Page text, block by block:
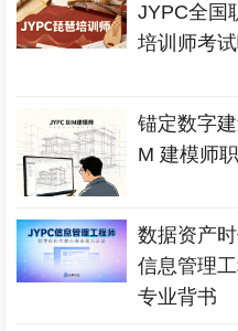
JYPC全国
培训师考
锚定数字
M 建模师
数据资产
信息管理
专业背书